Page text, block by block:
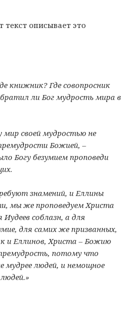
текст описывает это
книжник? Где совопросник
ли Бог мудрость мира в
мир своей мудростью не
Божией, –
Богу безумием проповеди
знамений, и Еллины
мы же проповедуем Христа
Иудеев соблазн, а для
для самих же призванных,
и Еллинов, Христа – Божию
потому что
мудрее людей, и немощное